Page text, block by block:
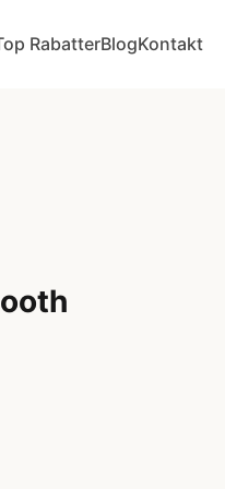
RabatterBlogKontakt